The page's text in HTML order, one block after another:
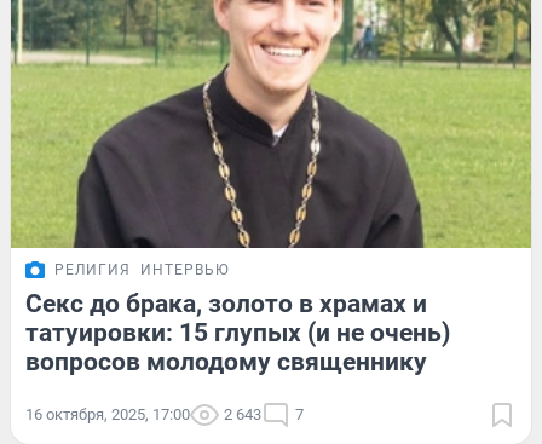
РЕЛИГИЯ ИНТЕРВЬЮ
Секс до брака, золото в храмах и
татуировки: 15 глупых (и не очень)
вопросов молодому священнику
16 октября, 2025, 17:00 2 643 7